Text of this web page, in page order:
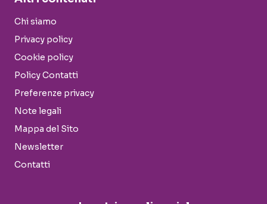
Chi siamo
Privacy policy
Cookie policy
Policy Contatti
Preferenze privacy
Note legali
Mappa del Sito
Newsletter
Contatti